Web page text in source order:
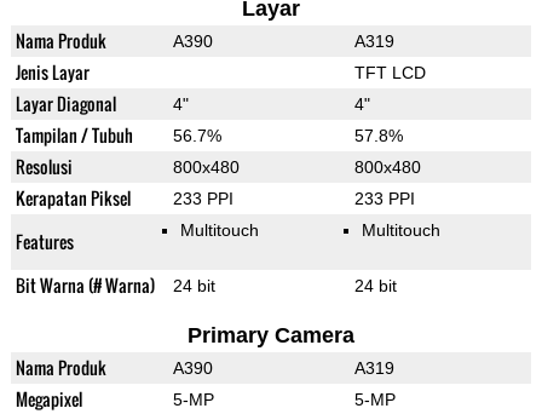
Layar
Nama Produk A390 A319
Jenis Layar TFT LCD
Layar Diagonal 4" 4"
Tampilan / Tubuh 56.7% 57.8%
Resolusi 800x480 800x480
Kerapatan Piksel 233 PPI 233 PPI
Features Multitouch Multitouch
Bit Warna (# Warna) 24 bit 24 bit
Primary Camera
Nama Produk A390 A319
Megapixel 5-MP 5-MP